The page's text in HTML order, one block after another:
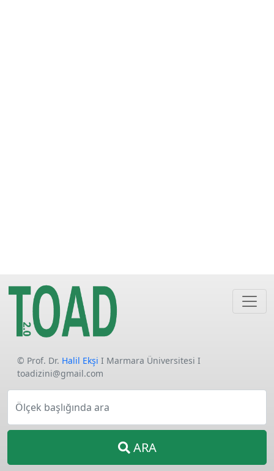
© Prof. Dr. Halil Ekşi I Marmara Üniversitesi I
toadizini@gmail.com
Ölçek başlığında ara
ARA